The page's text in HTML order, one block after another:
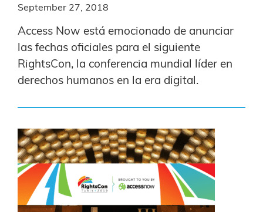
September 27, 2018
Access Now está emocionado de anunciar
las fechas oficiales para el siguiente
RightsCon, la conferencia mundial líder en
derechos humanos en la era digital.